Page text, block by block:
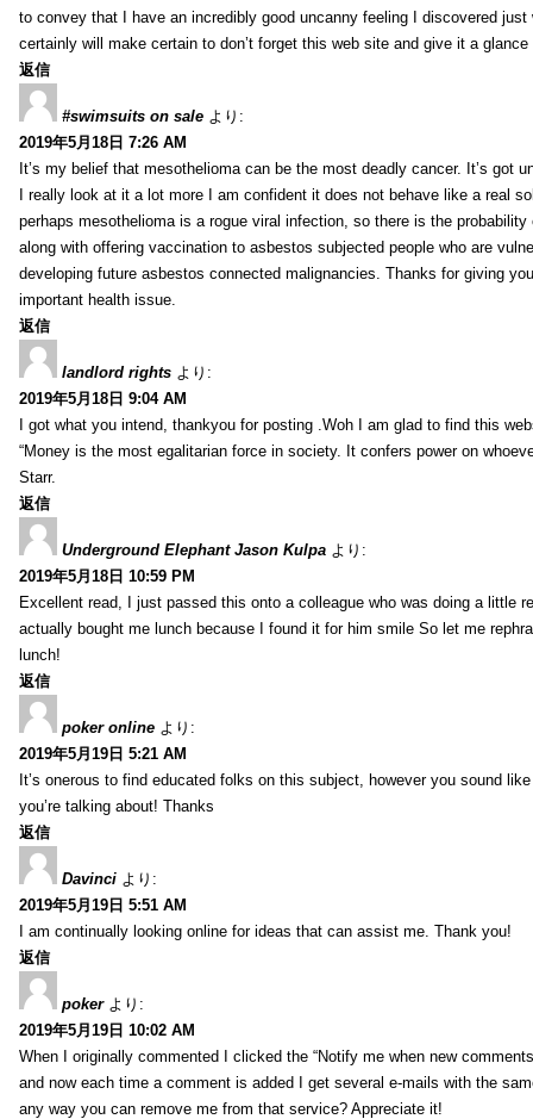
to convey that I have an incredibly good uncanny feeling I discovered
certainly will make certain to don’t forget this web site and give it a
返信
#swimsuits on sale より:
2019年5月18日 7:26 AM
It’s my belief that mesothelioma can be the most deadly cancer. It’s got
I really look at it a lot more I am confident it does not behave like a real
perhaps mesothelioma is a rogue viral infection, so there is the
along with offering vaccination to asbestos subjected people who are
developing future asbestos connected malignancies. Thanks for giving
important health issue.
返信
landlord rights より:
2019年5月18日 9:04 AM
I got what you intend, thankyou for posting .Woh I am glad to find this
“Money is the most egalitarian force in society. It confers power on
Starr.
返信
Underground Elephant Jason Kulpa より:
2019年5月18日 10:59 PM
Excellent read, I just passed this onto a colleague who was doing a little
actually bought me lunch because I found it for him smile So let me
lunch!
返信
poker online より:
2019年5月19日 5:21 AM
It’s onerous to find educated folks on this subject, however you sound
you’re talking about! Thanks
返信
Davinci より:
2019年5月19日 5:51 AM
I am continually looking online for ideas that can assist me. Thank you!
返信
poker より:
2019年5月19日 10:02 AM
When I originally commented I clicked the “Notify me when new
and now each time a comment is added I get several e-mails with the
any way you can remove me from that service? Appreciate it!